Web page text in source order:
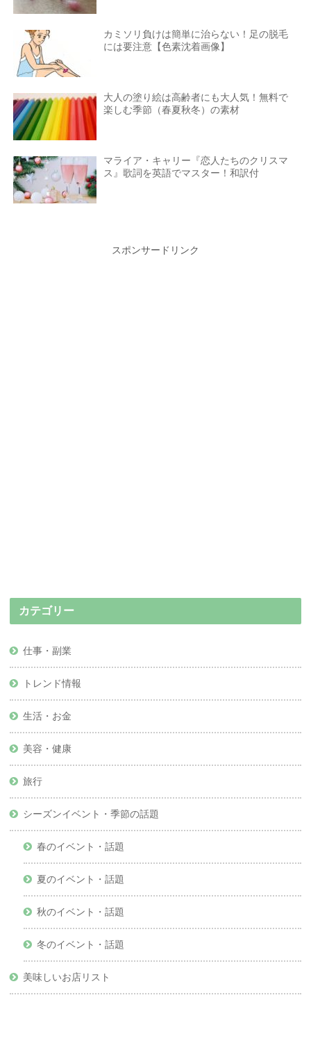
カミソリ負けは簡単に治らない！足の脱毛
には要注意【色素沈着画像】
大人の塗り絵は高齢者にも大人気！無料で
楽しむ季節（春夏秋冬）の素材
マライア・キャリー『恋人たちのクリスマ
ス』歌詞を英語でマスター！和訳付
スポンサードリンク
カテゴリー
仕事・副業
トレンド情報
生活・お金
美容・健康
旅行
シーズンイベント・季節の話題
春のイベント・話題
夏のイベント・話題
秋のイベント・話題
冬のイベント・話題
美味しいお店リスト